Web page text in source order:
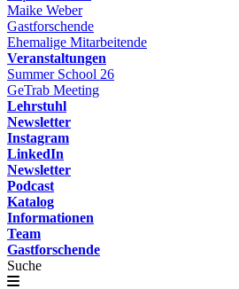
Maike Weber
Gastforschende
Ehemalige Mitarbeitende
Veranstaltungen
Summer School 26
GeTrab Meeting
Lehrstuhl
Newsletter
Instagram
LinkedIn
Newsletter
Podcast
Katalog
Informationen
Team
Gastforschende
Suche